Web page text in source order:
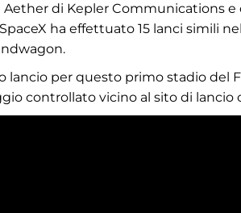
Aether di Kepler Communications
ha effettuato 15 lanci simili
lancio per questo primo stadio del
controllato vicino al sito di lancio